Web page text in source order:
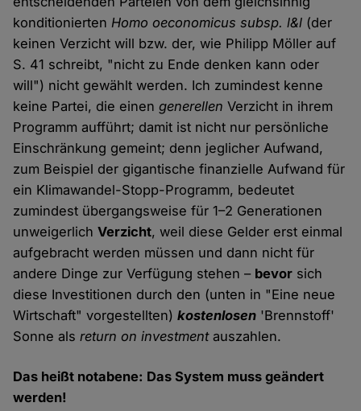
konditioniertenHomo oeconomicus subsp. l&l (der
keinen Verzicht will bzw. der, wie Philipp Möller auf
S. 41 schreibt, "nicht zu Ende denken kann oder
will") nicht gewählt werden. Ich zumindest kenne
keine Partei, die einengenerellen Verzicht in ihrem
Programm aufführt; damit ist nicht nur persönliche
Einschränkung gemeint; denn jeglicher Aufwand,
zum Beispiel der gigantische finanzielle Aufwand für
ein Klimawandel-Stopp-Programm, bedeutet
zumindest übergangsweise für 1–2 Generationen
unweigerlichVerzicht, weil diese Gelder erst einmal
aufgebracht werden müssen und dann nicht für
andere Dinge zur Verfügung stehen – bevor sich
diese Investitionen durch den (unten in "Eine neue
Wirtschaft" vorgestellten)kostenlosen 'Brennstoff'
Sonne alsreturn on investmentauszahlen.
Das heißt notabene: Das System muss geändert
werden!